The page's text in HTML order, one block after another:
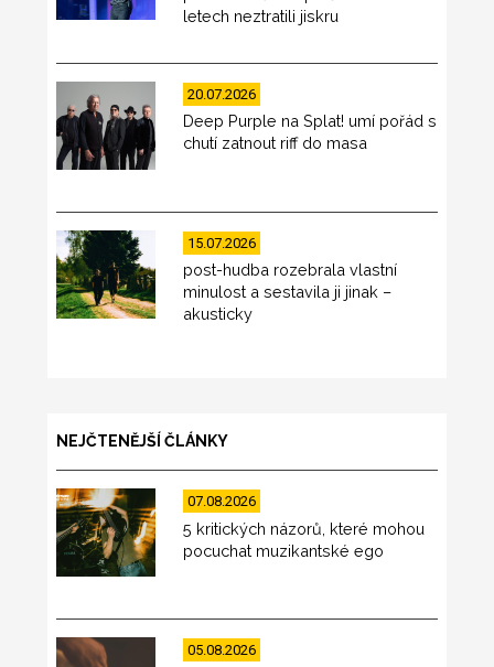
letech neztratili jiskru
20.07.2026
Deep Purple na Splat! umí pořád s
chutí zatnout riff do masa
15.07.2026
post-hudba rozebrala vlastní
minulost a sestavila ji jinak –
akusticky
NEJČTENĚJŠÍ ČLÁNKY
07.08.2026
5 kritických názorů, které mohou
pocuchat muzikantské ego
05.08.2026